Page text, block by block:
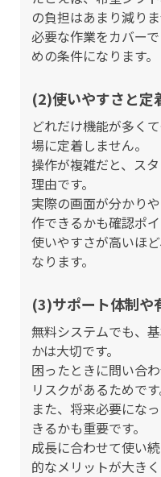
の負担はあまり減りま
必要な作業をカバー
めの条件になります。
(2)使いやすさと定
どれだけ機能が多く
場に定着しません。
操作が複雑だと、ス
理由です。
実際の画面が分かり
作できるかも確認ポイ
使いやすさが高いほ
なります。
(3)サポート体制や
無料システムでも、
かは大切です。
困ったときに問い合
リスクがあるためです
また、将来必要にな
きるかも重要です。
成長に合わせて使い
的なメリットが大きく